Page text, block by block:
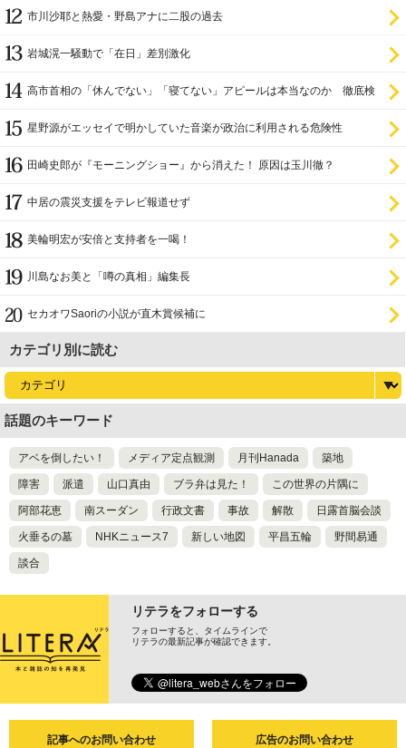
市川沙耶と熱愛・野島アナに二股の過去
岩城滉一騒動で「在日」差別激化
高市首相の「休んでない」「寝てない」アピールは本当なのか 徹底検
星野源がエッセイで明かしていた音楽が政治に利用される危険性
田崎史郎が『モーニングショー』から消えた！ 原因は玉川徹？
中居の震災支援をテレビ報道せず
美輪明宏が安倍と支持者を一喝！
川島なお美と「噂の真相」編集長
セカオワSaoriの小説が直木賞候補に
カテゴリ別に読む
話題のキーワード
アベを倒したい！ メディア定点観測 月刊Hanada 築地
障害 派遣 山口真由 ブラ弁は見た！ この世界の片隅に
阿部花恵 南スーダン 行政文書 事故 解散 日露首脳会談
火垂るの墓 NHKニュース7 新しい地図 平昌五輪 野間易通
談合
リテラをフォローする
フォローすると、タイムラインで
リテラの最新記事が確認できます。
記事へのお問い合わせ 広告のお問い合わせ